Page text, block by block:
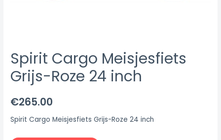
Spirit Cargo Meisjesfiets
Grijs-Roze 24 inch
€265.00
Spirit Cargo Meisjesfiets Grijs-Roze 24 inch